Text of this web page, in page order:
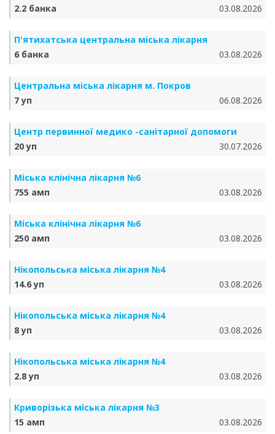
2.2 банка
03.08.2026
П'ятихатська центральна міська лікарня
6 банка
03.08.2026
Центральна міська лікарня м. Покров
7 уп
06.08.2026
Центр первинної медико -санітарної допомоги
20 уп
30.07.2026
Міська клінічна лікарня №6
755 амп
03.08.2026
Міська клінічна лікарня №6
250 амп
03.08.2026
Нікопольська міська лікарня №4
14.6 уп
03.08.2026
Нікопольська міська лікарня №4
8 уп
03.08.2026
Нікопольська міська лікарня №4
2.8 уп
03.08.2026
Криворізька міська лікарня №3
15 амп
03.08.2026